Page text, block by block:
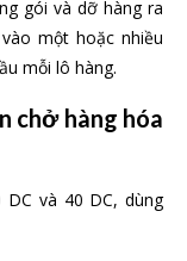
gói và dỡ hàng ra
một hoặc nhiều
mỗi lô hàng.
chở hàng hóa
DC và 40 DC, dùng